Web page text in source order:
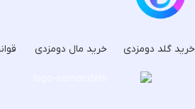
خرید گلد دومزدی خرید مال دومزدی